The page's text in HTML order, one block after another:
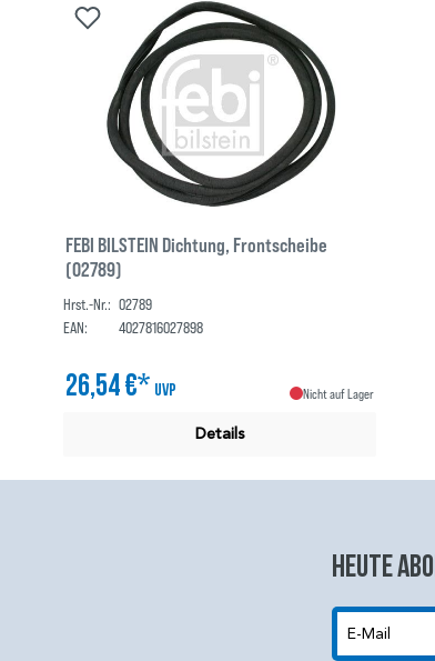
FEBI BILSTEIN Dichtung, Frontscheibe
(02789)
Hrst.-Nr.: 02789
EAN:
4027816027898
26,54 €* UVP Nicht auf Lager
Details
Heute